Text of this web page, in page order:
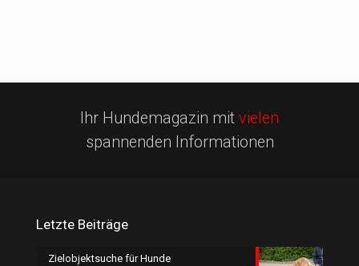
Ihr Hundemagazin mit vielen
spannenden Informationen
Letzte Beiträge
Zielobjektsuche für Hunde